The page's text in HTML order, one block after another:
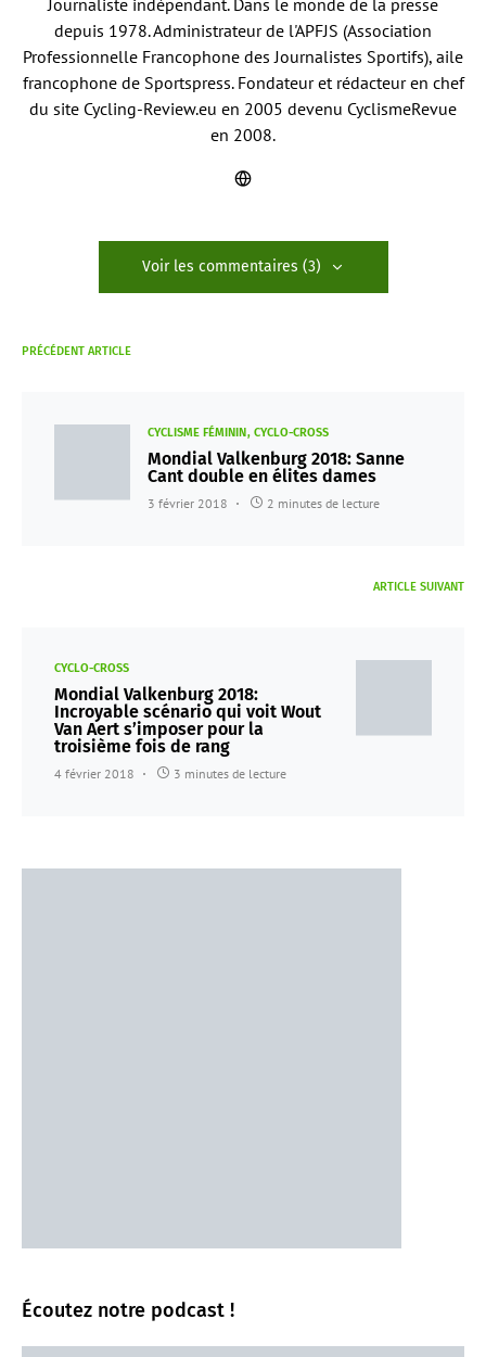
depuis 1978. Administrateur de l'APFJS (Association
Professionnelle Francophone des Journalistes Sportifs), aile
francophone de Sportspress. Fondateur et rédacteur en chef
du site Cycling-Review.eu en 2005 devenu CyclismeRevue
en 2008.
Voir les commentaires (3)
PRÉCÉDENT ARTICLE
CYCLISME FÉMININ CYCLO-CROSS
Mondial Valkenburg 2018: Sanne
Cant double en élites dames
3 février 2018 2 minutes de lecture
ARTICLE SUIVANT
CYCLO-CROSS
Mondial Valkenburg 2018:
Incroyable scénario qui voit Wout
Van Aert s’imposer pour la
troisième fois de rang
4 février 2018 3 minutes de lecture
Écoutez notre podcast !